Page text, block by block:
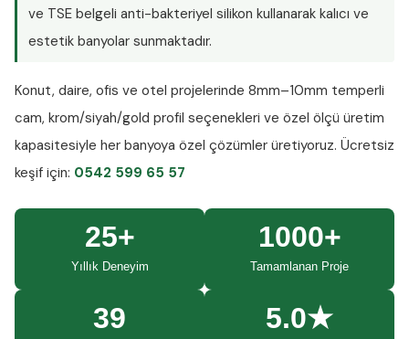
ve TSE belgeli anti-bakteriyel silikon kullanarak kalıcı ve
estetik banyolar sunmaktadır.
Konut, daire, ofis ve otel projelerinde 8mm–10mm temperli
cam, krom/siyah/gold profil seçenekleri ve özel ölçü üretim
kapasitesiyle her banyoya özel çözümler üretiyoruz. Ücretsiz
keşif için: 0542 599 65 57
25+
Yıllık Deneyim
1000+
Tamamlanan Proje
39 5.0★